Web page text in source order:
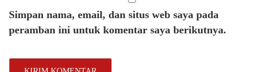
Simpan nama, email, dan situs web saya pada
peramban ini untuk komentar saya berikutnya.